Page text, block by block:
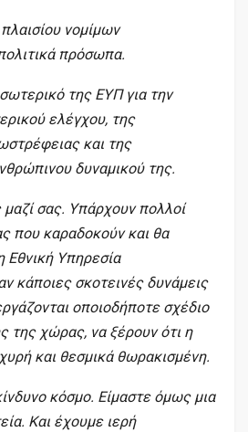
νομίμων
πρόσωπα.
της ΕΥΠ για την
ελέγχου, της
και της
δυναμικού της.
μαζί σας. Υπάρχουν πολλοί
που καραδοκούν και θα
Εθνική Υπηρεσία
κάποιες σκοτεινές δυνάμεις
οποιοδήποτε σχέδιο
της χώρας, να ξέρουν ότι η
και θεσμικά θωρακισμένη.
κόσμο. Είμαστε όμως μια
Και έχουμε ιερή